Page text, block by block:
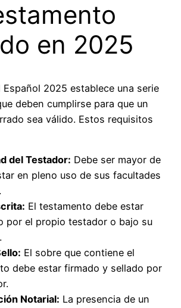
en 2025
Español 2025 establece una serie
deben cumplirse para que un
sea válido. Estos requisitos
del Testador: Debe ser mayor de
en pleno uso de sus facultades
El testamento debe estar
por el propio testador o bajo su
El sobre que contiene el
debe estar firmado y sellado por
Notarial: La presencia de un